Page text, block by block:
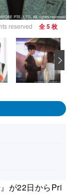
reserved 全 5 枚
が22日からPri